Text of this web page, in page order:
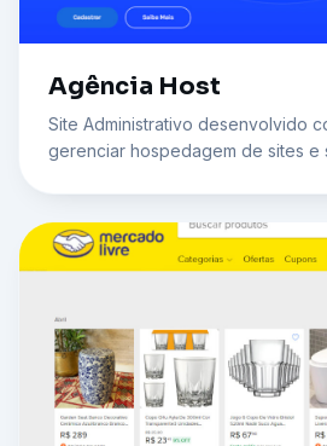
Agência Host
Site Administrativo desenvolvido
gerenciar hospedagem de sites e